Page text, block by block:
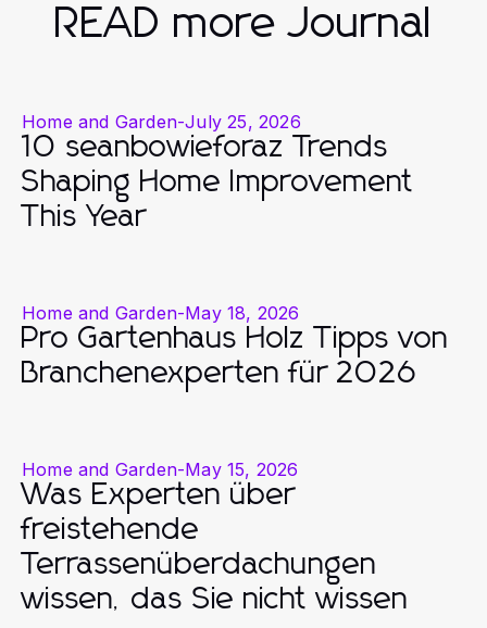
READ more Journal
Home and Garden-July 25, 2026
10 seanbowieforaz Trends
Shaping Home Improvement
This Year
Home and Garden-May 18, 2026
Pro Gartenhaus Holz Tipps von
Branchenexperten für 2026
Home and Garden-May 15, 2026
Was Experten über
freistehende
Terrassenüberdachungen
wissen, das Sie nicht wissen